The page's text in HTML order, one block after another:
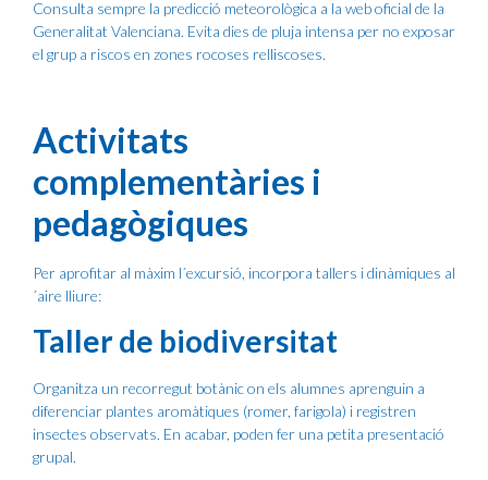
Consulta sempre la predicció meteorològica a la web oficial de la
Generalitat Valenciana. Evita dies de pluja intensa per no exposar
el grup a riscos en zones rocoses relliscoses.
Activitats
complementàries i
pedagògiques
Per aprofitar al màxim l´excursió, incorpora tallers i dinàmiques al
´aire lliure:
Taller de biodiversitat
Organitza un recorregut botànic on els alumnes aprenguin a
diferenciar plantes aromàtiques (romer, farigola) i registren
insectes observats. En acabar, poden fer una petita presentació
grupal.